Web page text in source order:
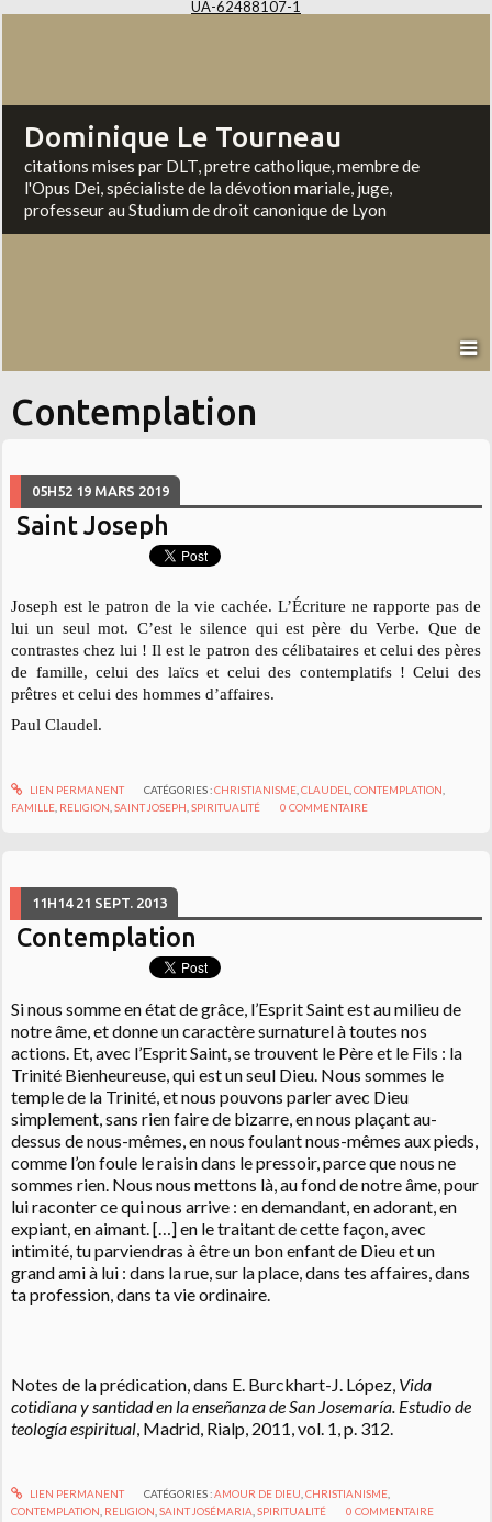
UA-62488107-1
Dominique Le Tourneau
citations mises par DLT, pretre catholique, membre de
l'Opus Dei, spécialiste de la dévotion mariale, juge,
professeur au Studium de droit canonique de Lyon
Contemplation
05H52 19 MARS 2019
Saint Joseph
Joseph est le patron de la vie cachée. L’Écriture ne rapporte pas de
lui un seul mot. C’est le silence qui est père du Verbe. Que de
contrastes chez lui ! Il est le patron des célibataires et celui des pères
de famille, celui des laïcs et celui des contemplatifs ! Celui des
prêtres et celui des hommes d’affaires.
Paul Claudel.
LIEN PERMANENT CATÉGORIES :CHRISTIANISME, CLAUDEL CONTEMPLATION
FAMILLE RELIGION ,SAINT JOSEPH ,SPIRITUALITÉ 0 COMMENTAIRE
11H14 21 SEPT. 2013
Contemplation
Si nous somme en état de grâce, l’Esprit Saint est au milieu de
notre âme, et donne un caractère surnaturel à toutes nos
actions. Et, avec l’Esprit Saint, se trouvent le Père et le Fils : la
Trinité Bienheureuse, qui est un seul Dieu. Nous sommes le
temple de la Trinité, et nous pouvons parler avec Dieu
simplement, sans rien faire de bizarre, en nous plaçant au-
dessus de nous-mêmes, en nous foulant nous-mêmes aux pieds,
comme l’on foule le raisin dans le pressoir, parce que nous ne
sommes rien. Nous nous mettons là, au fond de notre âme, pour
lui raconter ce qui nous arrive : en demandant, en adorant, en
expiant, en aimant. […] en le traitant de cette façon, avec
intimité, tu parviendras à être un bon enfant de Dieu et un
grand ami à lui : dans la rue, sur la place, dans tes affaires, dans
ta profession, dans ta vie ordinaire.
Notes de la prédication, dans E. Burckhart-J. López, Vida
cotidiana y santidad en la enseñanza de San Josemaría. Estudio de
teología espiritual, Madrid, Rialp, 2011, vol. 1, p. 312.
LIEN PERMANENT CATÉGORIES :AMOUR DE DIEU CHRISTIANISME,
CONTEMPLATION RELIGION ,SAINT JOSÉMARIA ,SPIRITUALITÉ 0 COMMENTAIRE